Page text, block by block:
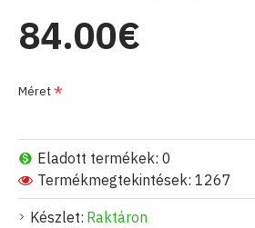
Készlet: Raktáron
Eladott termékek: 0
Termékmegtekintések: 1267
84.00€
Méret